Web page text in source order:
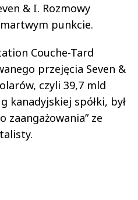
& I. Rozmowy
punkcie.
Couche-Tard
przejęcia Seven &
czyli 39,7 mld
kanadyjskiej spółki, był
ze